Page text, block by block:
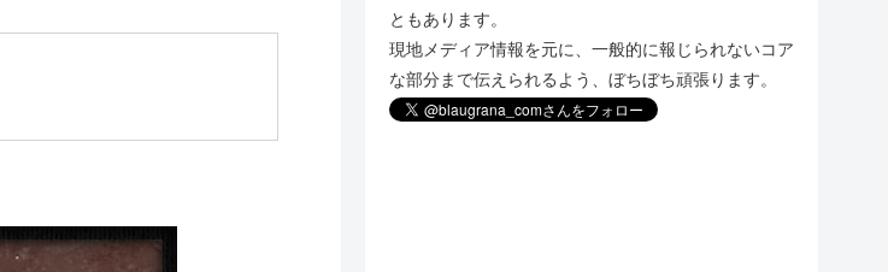
ともあります。
現地メディア情報を元に、一般的に報じられないコア
な部分まで伝えられるよう、ぼちぼち頑張ります。